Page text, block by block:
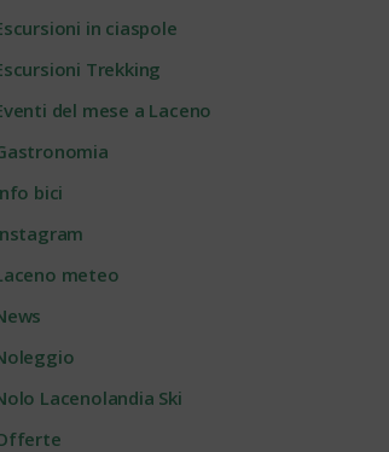
in ciaspole
Trekking
del mese a Laceno
bici
meteo
Lacenolandia Ski